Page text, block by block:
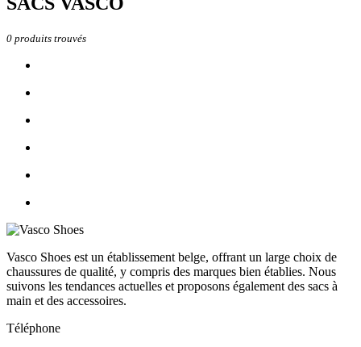
0 produits trouvés
Vasco Shoes est un établissement belge, offrant un large choix de
chaussures de qualité, y compris des marques bien établies. Nous
suivons les tendances actuelles et proposons également des sacs à
main et des accessoires.
Téléphone